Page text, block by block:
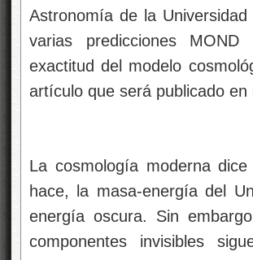
Astronomía de la
varias predicciones
exactitud del modelo
artículo que será publicado
La cosmología moderna
hace, la masa-energía del
energía oscura. Sin
componentes invisibles